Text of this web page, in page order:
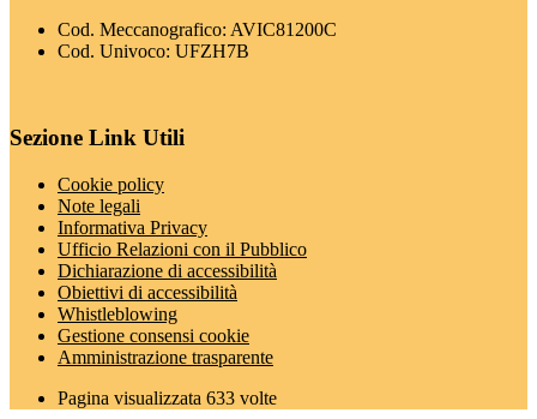
Cod. Meccanografico: AVIC81200C
Cod. Univoco: UFZH7B
Sezione Link Utili
Cookie policy
Note legali
Informativa Privacy
Ufficio Relazioni con il Pubblico
Dichiarazione di accessibilità
Obiettivi di accessibilità
Whistleblowing
Gestione consensi cookie
Amministrazione trasparente
Pagina visualizzata 633 volte